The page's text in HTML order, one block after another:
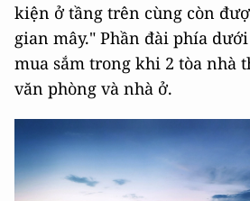
kiện ở tầng trên cùng còn
gian mây." Phần đài phía
mua sắm trong khi 2 tòa nhà
văn phòng và nhà ở.